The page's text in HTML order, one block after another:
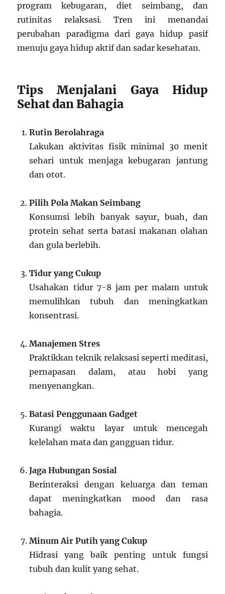
program kebugaran, diet seimbang, dan
rutinitas relaksasi. Tren ini menandai
perubahan paradigma dari gaya hidup pasif
menuju gaya hidup aktif dan sadar kesehatan.
Tips Menjalani Gaya Hidup
Sehat dan Bahagia
Rutin Berolahraga
Lakukan aktivitas fisik minimal 30 menit
sehari untuk menjaga kebugaran jantung
dan otot.
Pilih Pola Makan Seimbang
Konsumsi lebih banyak sayur, buah, dan
protein sehat serta batasi makanan olahan
dan gula berlebih.
Tidur yang Cukup
Usahakan tidur 7-8 jam per malam untuk
memulihkan tubuh dan meningkatkan
konsentrasi.
Manajemen Stres
Praktikkan teknik relaksasi seperti meditasi,
pernapasan dalam, atau hobi yang
menyenangkan.
Batasi Penggunaan Gadget
Kurangi waktu layar untuk mencegah
kelelahan mata dan gangguan tidur.
Jaga Hubungan Sosial
Berinteraksi dengan keluarga dan teman
dapat meningkatkan mood dan rasa
bahagia.
Minum Air Putih yang Cukup
Hidrasi yang baik penting untuk fungsi
tubuh dan kulit yang sehat.